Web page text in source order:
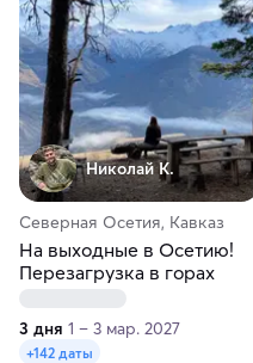
Николай К.
Северная Осетия, Кавказ
На выходные в Осетию!
Перезагрузка в горах
3 дня 1 – 3 мар. 2027
+142 даты